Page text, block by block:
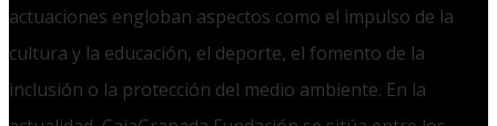
actuaciones engloban aspectos como el impulso de la
cultura y la educación, el deporte, el fomento de la
inclusión o la protección del medio ambiente. En la